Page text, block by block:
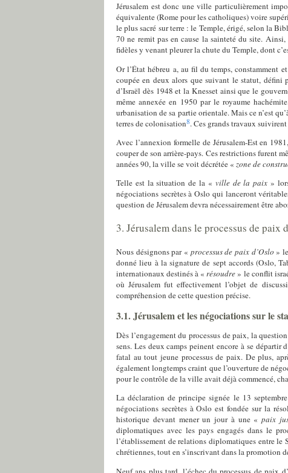
Jérusalem est donc une ville particulièrement
équivalente (Rome pour les catholiques) voire
le plus sacré sur terre : le Temple, érigé, selon la
70 ne remit pas en cause la sainteté du site.
fidèles y venant pleurer la chute du Temple, dont
Or l’État hébreu a, au fil du temps, constamment
coupée en deux alors que suivant le statut,
d’Israël dès 1948 et la Knesset ainsi que le
même annexée en 1950 par le royaume
urbanisation de sa partie orientale. Mais ce n’est
terres de colonisation8. Ces grands travaux
Avec l’annexion formelle de Jérusalem-Est en
couper de son arrière-pays. Ces restrictions furent
années 90, la ville se voit décrétée « zone de
Telle est la situation de la « ville de la paix»
négociations secrètes à Oslo qui lanceront
question de Jérusalem devra nécessairement être
3. Jérusalem dans le processus de paix
Nous désignons par « processus de paix d’Oslo»
donné lieu à la signature de sept accords (Oslo,
internationaux destinés à «résoudre» le conflit
où Jérusalem fut effectivement l’objet de
compréhension de cette question précise.
3.1. Jérusalem et les négociations sur le
Dès l’engagement du processus de paix, la
sens. Les deux camps peinent encore à se
fatal au tout jeune processus de paix. De plus,
également longtemps craint que l’ouverture de
pour le contrôle de la ville avait déjà commencé,
La déclaration de principe signée le 13
négociations secrètes à Oslo est fondée sur la
historique devant mener un jour à une «paix
diplomatiques avec les pays engagés dans le
l’établissement de relations diplomatiques entre
chrétiennes, tout en s’inscrivant dans la promotion